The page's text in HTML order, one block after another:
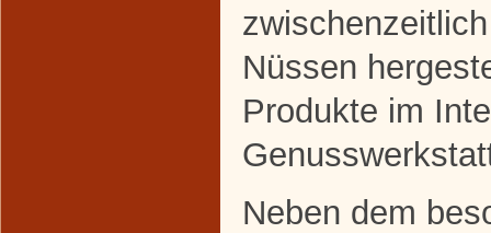
Nüssen
Produkte im
Neben dem